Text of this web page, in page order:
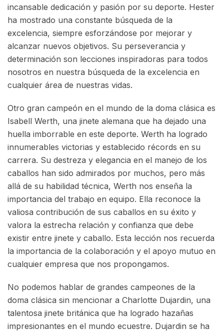
incansable dedicación y pasión por su deporte. Hester
ha mostrado una constante búsqueda de la
excelencia, siempre esforzándose por mejorar y
alcanzar nuevos objetivos. Su perseverancia y
determinación son lecciones inspiradoras para todos
nosotros en nuestra búsqueda de la excelencia en
cualquier área de nuestras vidas.
Otro gran campeón en el mundo de la doma clásica es
Isabell Werth, una jinete alemana que ha dejado una
huella imborrable en este deporte. Werth ha logrado
innumerables victorias y establecido récords en su
carrera. Su destreza y elegancia en el manejo de los
caballos han sido admirados por muchos, pero más
allá de su habilidad técnica, Werth nos enseña la
importancia del trabajo en equipo. Ella reconoce la
valiosa contribución de sus caballos en su éxito y
valora la estrecha relación y confianza que debe
existir entre jinete y caballo. Esta lección nos recuerda
la importancia de la colaboración y el apoyo mutuo en
cualquier empresa que nos propongamos.
No podemos hablar de grandes campeones de la
doma clásica sin mencionar a Charlotte Dujardin, una
talentosa jinete británica que ha logrado hazañas
impresionantes en el mundo ecuestre. Dujardin se ha